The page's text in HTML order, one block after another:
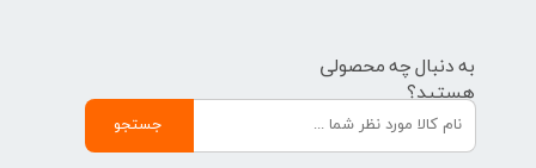
به دنبال چه محصولی
هستید؟
جستجو